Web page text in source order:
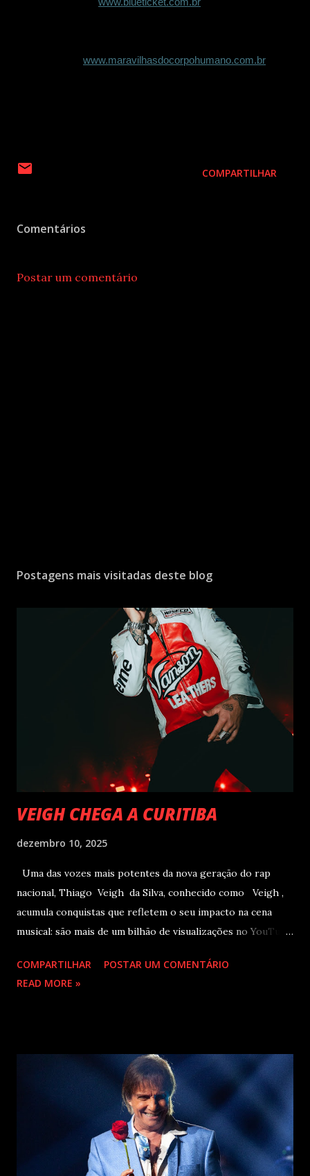
www.blueticket.com.br
www.maravilhasdocorpohumano.com.br
COMPARTILHAR
Comentários
Postar um comentário
Postagens mais visitadas deste blog
VEIGH CHEGA A CURITIBA
dezembro 10, 2025
Uma das vozes mais potentes da nova geração do rap
nacional, Thiago Veigh da Silva, conhecido como Veigh ,
acumula conquistas que refletem o seu impacto na cena
musical: são mais de um bilhão de visualizações no YouTube,
10 milhões de seguidores nas redes sociais, além de figurar
entre os nomes da prestigiada lista Forbes Under 30 de
milhões de plays em menos de 24 horas após o
lançamento. Com uma estética mais madura, o álbum marca
um novo capítulo na carreira do artista e, agora, ganha os
palcos por meio da EVOM Tour, que fez sua estreia
recentemente em São Paulo. Com realização da 30e ,
Supernova Ent e Prime , a escala em Curitiba aco...
COMPARTILHAR
POSTAR UM COMENTÁRIO
READ MORE »